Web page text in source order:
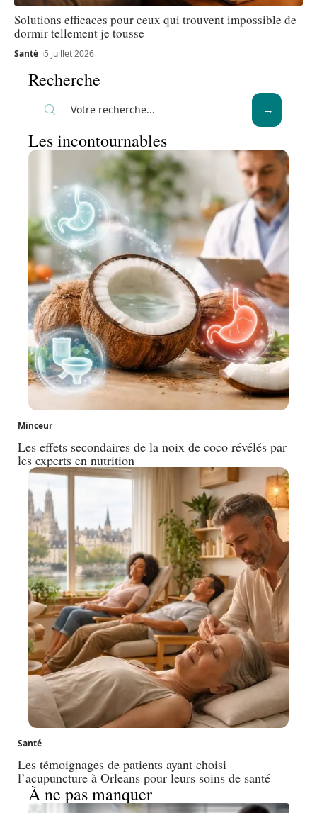
Solutions efficaces pour ceux qui trouvent impossible de
dormir tellement je tousse
Santé 5 juillet 2026
Recherche
Les incontournables
Minceur
Les effets secondaires de la noix de coco révélés par
les experts en nutrition
Santé
Les témoignages de patients ayant choisi
l’acupuncture à Orleans pour leurs soins de santé
À ne pas manquer